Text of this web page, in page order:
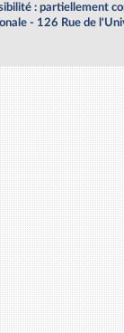
: partiellement
- 126 Rue de